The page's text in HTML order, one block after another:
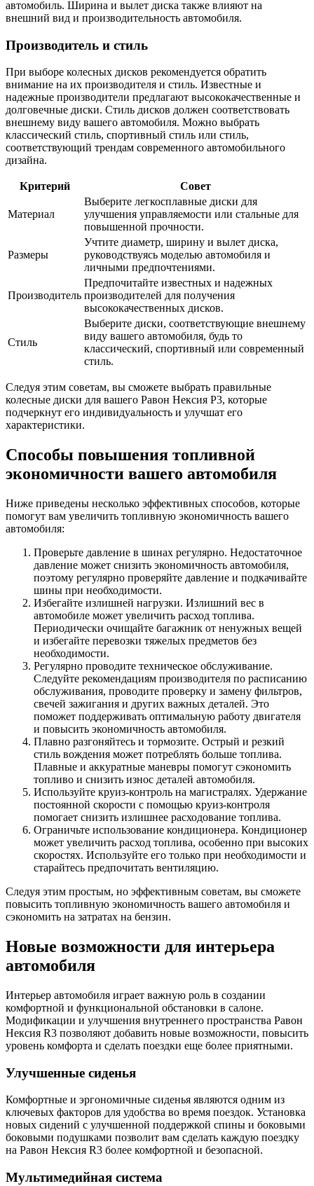
автомобиль. Ширина и вылет диска также влияют на
внешний вид и производительность автомобиля.
Производитель и стиль
При выборе колесных дисков рекомендуется обратить
внимание на их производителя и стиль. Известные и
надежные производители предлагают высококачественные и
долговечные диски. Стиль дисков должен соответствовать
внешнему виду вашего автомобиля. Можно выбрать
классический стиль, спортивный стиль или стиль,
соответствующий трендам современного автомобильного
дизайна.
Критерий Совет
Материал
Выберите легкосплавные диски для
улучшения управляемости или стальные для
повышенной прочности.
Размеры
Учтите диаметр, ширину и вылет диска,
руководствуясь моделью автомобиля и
личными предпочтениями.
Производитель
Предпочитайте известных и надежных
производителей для получения
высококачественных дисков.
Стиль
Выберите диски, соответствующие внешнему
виду вашего автомобиля, будь то
классический, спортивный или современный
стиль.
Следуя этим советам, вы сможете выбрать правильные
колесные диски для вашего Равон Нексия Р3, которые
подчеркнут его индивидуальность и улучшат его
характеристики.
Способы повышения топливной
экономичности вашего автомобиля
Ниже приведены несколько эффективных способов, которые
помогут вам увеличить топливную экономичность вашего
автомобиля:
Проверьте давление в шинах регулярно. Недостаточное
давление может снизить экономичность автомобиля,
поэтому регулярно проверяйте давление и подкачивайте
шины при необходимости.
Избегайте излишней нагрузки. Излишний вес в
автомобиле может увеличить расход топлива.
Периодически очищайте багажник от ненужных вещей
и избегайте перевозки тяжелых предметов без
необходимости.
Регулярно проводите техническое обслуживание.
Следуйте рекомендациям производителя по расписанию
обслуживания, проводите проверку и замену фильтров,
свечей зажигания и других важных деталей. Это
поможет поддерживать оптимальную работу двигателя
и повысить экономичность автомобиля.
Плавно разгоняйтесь и тормозите. Острый и резкий
стиль вождения может потреблять больше топлива.
Плавные и аккуратные маневры помогут сэкономить
топливо и снизить износ деталей автомобиля.
Используйте круиз-контроль на магистралях. Удержание
постоянной скорости с помощью круиз-контроля
помогает снизить излишнее расходование топлива.
Ограничьте использование кондиционера. Кондиционер
может увеличить расход топлива, особенно при высоких
скоростях. Используйте его только при необходимости и
старайтесь предпочитать вентиляцию.
Следуя этим простым, но эффективным советам, вы сможете
повысить топливную экономичность вашего автомобиля и
сэкономить на затратах на бензин.
Новые возможности для интерьера
автомобиля
Интерьер автомобиля играет важную роль в создании
комфортной и функциональной обстановки в салоне.
Модификации и улучшения внутреннего пространства Равон
Нексия R3 позволяют добавить новые возможности, повысить
уровень комфорта и сделать поездки еще более приятными.
Улучшенные сиденья
Комфортные и эргономичные сиденья являются одним из
ключевых факторов для удобства во время поездок. Установка
новых сидений с улучшенной поддержкой спины и боковыми
боковыми подушками позволит вам сделать каждую поездку
на Равон Нексия R3 более комфортной и безопасной.
Мультимедийная система